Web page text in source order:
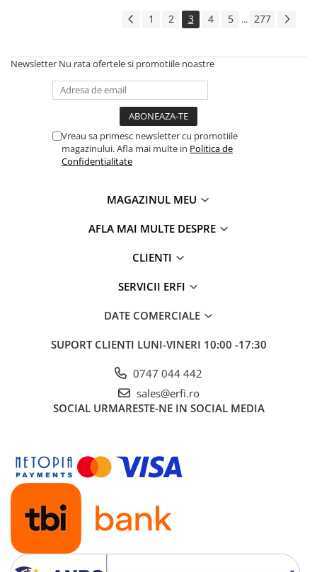
1 2 3 4 5 ... 277
Newsletter Nu rata ofertele si promotiile noastre
Vreau sa primesc newsletter cu promotiile
magazinului. Afla mai multe in Politica de
Confidentialitate
MAGAZINUL MEU
AFLA MAI MULTE DESPRE
CLIENTI
SERVICII ERFI
DATE COMERCIALE
SUPORT CLIENTI LUNI-VINERI 10:00 -17:30
0747 044 442
sales@erfi.ro
SOCIAL URMARESTE-NE IN SOCIAL MEDIA